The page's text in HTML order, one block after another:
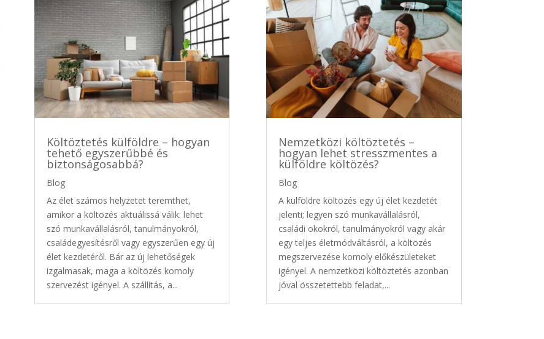
Költöztetés külföldre – hogyan
tehető egyszerűbbé és
biztonságosabbá?
Blog
Az élet számos helyzetet teremthet,
amikor a költözés aktuálissá válik: lehet
szó munkavállalásról, tanulmányokról,
családegyesítésről vagy egyszerűen egy új
élet kezdetéről. Bár az új lehetőségek
izgalmasak, maga a költözés komoly
szervezést igényel. A szállítás, a...
Nemzetközi költöztetés –
hogyan lehet stresszmentes a
külföldre költözés?
Blog
A külföldre költözés egy új élet kezdetét
jelenti; legyen szó munkavállalásról,
családi okokról, tanulmányokról vagy akár
egy teljes életmódváltásról, a költözés
megszervezése komoly előkészületeket
igényel. A nemzetközi költöztetés azonban
jóval összetettebb feladat,...